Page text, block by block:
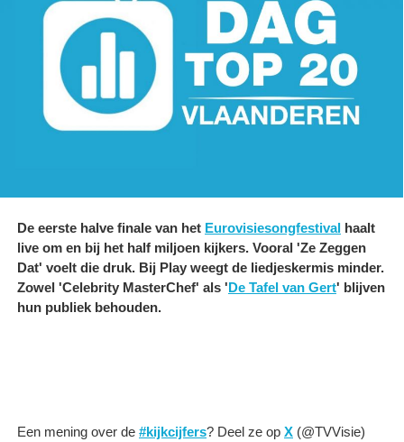
De eerste halve finale van het Eurovisiesongfestival haalt
live om en bij het half miljoen kijkers. Vooral 'Ze Zeggen
Dat' voelt die druk. Bij Play weegt de liedjeskermis minder.
Zowel 'Celebrity MasterChef' als 'De Tafel van Gert' blijven
hun publiek behouden.
Een mening over de #kijkcijfers? Deel ze op X (@TVVisie)